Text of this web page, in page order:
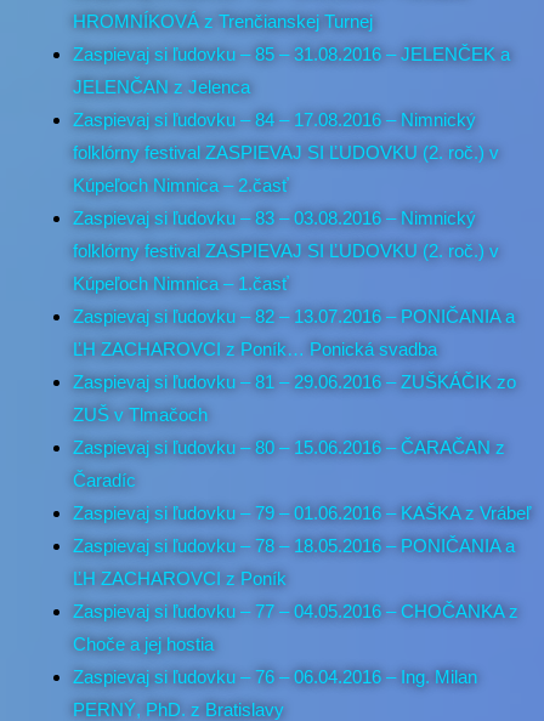
HROMNÍKOVÁ z Trenčianskej Turnej
Zaspievaj si ľudovku – 85 – 31.08.2016 – JELENČEK a
JELENČAN z Jelenca
Zaspievaj si ľudovku – 84 – 17.08.2016 – Nimnický
folklórny festival ZASPIEVAJ SI ĽUDOVKU (2. roč.) v
Kúpeľoch Nimnica – 2.časť
Zaspievaj si ľudovku – 83 – 03.08.2016 – Nimnický
folklórny festival ZASPIEVAJ SI ĽUDOVKU (2. roč.) v
Kúpeľoch Nimnica – 1.časť
Zaspievaj si ľudovku – 82 – 13.07.2016 – PONIČANIA a
ĽH ZACHAROVCI z Poník… Ponická svadba
Zaspievaj si ľudovku – 81 – 29.06.2016 – ZUŠKÁČIK zo
ZUŠ v Tlmačoch
Zaspievaj si ľudovku – 80 – 15.06.2016 – ČARAČAN z
Čaradíc
Zaspievaj si ľudovku – 79 – 01.06.2016 – KAŠKA z Vrábeľ
Zaspievaj si ľudovku – 78 – 18.05.2016 – PONIČANIA a
ĽH ZACHAROVCI z Poník
Zaspievaj si ľudovku – 77 – 04.05.2016 – CHOČANKA z
Choče a jej hostia
Zaspievaj si ľudovku – 76 – 06.04.2016 – Ing. Milan
PERNÝ, PhD. z Bratislavy